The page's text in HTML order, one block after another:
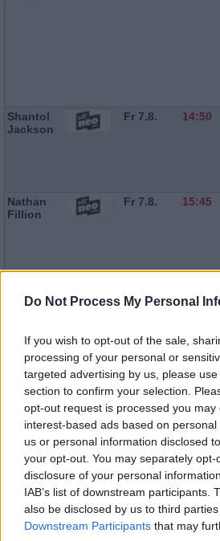
Do Not Process My Personal
If you wish to opt-out of the sale,
processing of your personal or
targeted advertising by us, please
section to confirm your selection.
opt-out request is processed you may
interest-based ads based on
us or personal information disclosed
your opt-out. You may separately
disclosure of your personal
IAB’s list of downstream participants.
also be disclosed by us to third
Downstream Participants that may
Shantol
Jackson
Fr 7.8. 14:50
Nathan
Fillion
Fr 7.8. 15:45
Gabriel
Macht
Fr 7.8. 17:50
Joséphine
Fr 7.8. 20:15